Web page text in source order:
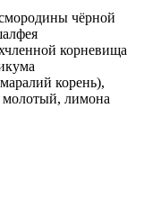
чёрной
корневища
корень),
лимона